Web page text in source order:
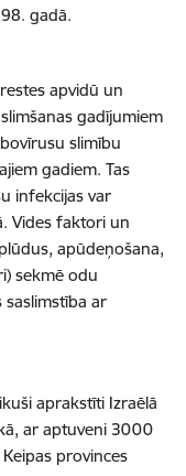
gadā.
apvidū un
gadījumiem
slimību
gadiem. Tas
infekcijas var
Vides faktori un
apūdeņošana,
sekmē odu
saslimstība ar
aprakstīti Izraēlā
ar aptuveni 3000
provinces